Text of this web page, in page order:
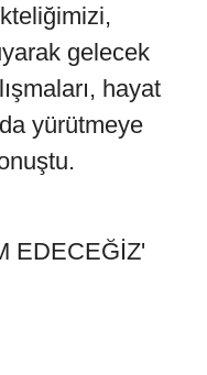
gelecek
hayat
yürütmeye
EDECEĞİZ'